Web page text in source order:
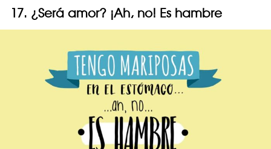
17. ¿Será amor? ¡Ah, no! Es hambre